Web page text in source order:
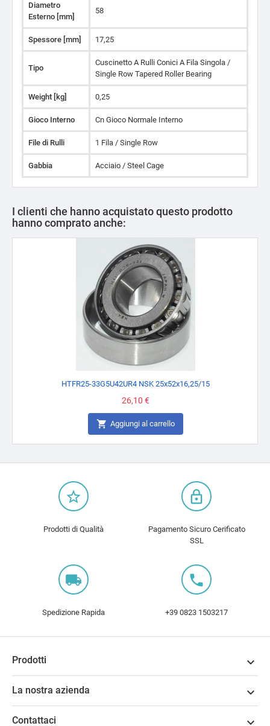
Diametro
Esterno [mm]
58
Spessore [mm] 17,25
Tipo
Cuscinetto A Rulli Conici A Fila Singola /
Single Row Tapered Roller Bearing
Weight [kg] 0,25
Gioco Interno Cn Gioco Normale Interno
File di Rulli 1 Fila / Single Row
Gabbia Acciaio / Steel Cage
I clienti che hanno acquistato questo prodotto
hanno comprato anche:
HTFR25-33G5U42UR4 NSK 25x52x16,25/15
Prezzo
26,10 €
 Aggiungi al carrello
star_border
Prodotti di Qualità
lock_outline
Pagamento Sicuro Cerificato
SSL
local_shipping
Spedizione Rapida
local_phone
+39 0823 1503217
Prodotti 
La nostra azienda 
Contattaci